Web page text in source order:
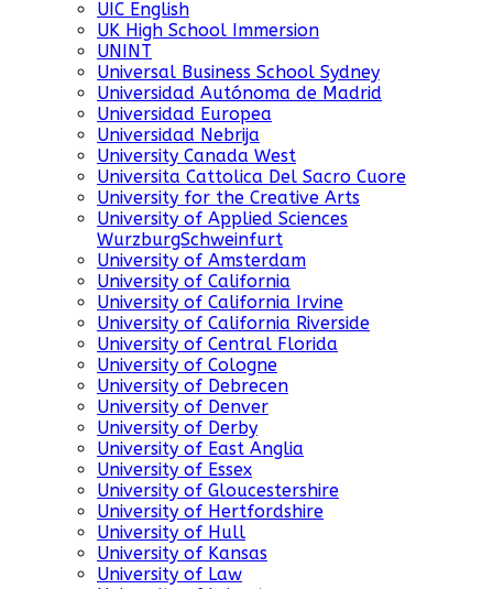
UIC English
UK High School Immersion
UNINT
Universal Business School Sydney
Universidad Autónoma de Madrid
Universidad Europea
Universidad Nebrija
University Canada West
Universita Cattolica Del Sacro Cuore
University for the Creative Arts
University of Applied Sciences
WurzburgSchweinfurt
University of Amsterdam
University of California
University of California Irvine
University of California Riverside
University of Central Florida
University of Cologne
University of Debrecen
University of Denver
University of Derby
University of East Anglia
University of Essex
University of Gloucestershire
University of Hertfordshire
University of Hull
University of Kansas
University of Law